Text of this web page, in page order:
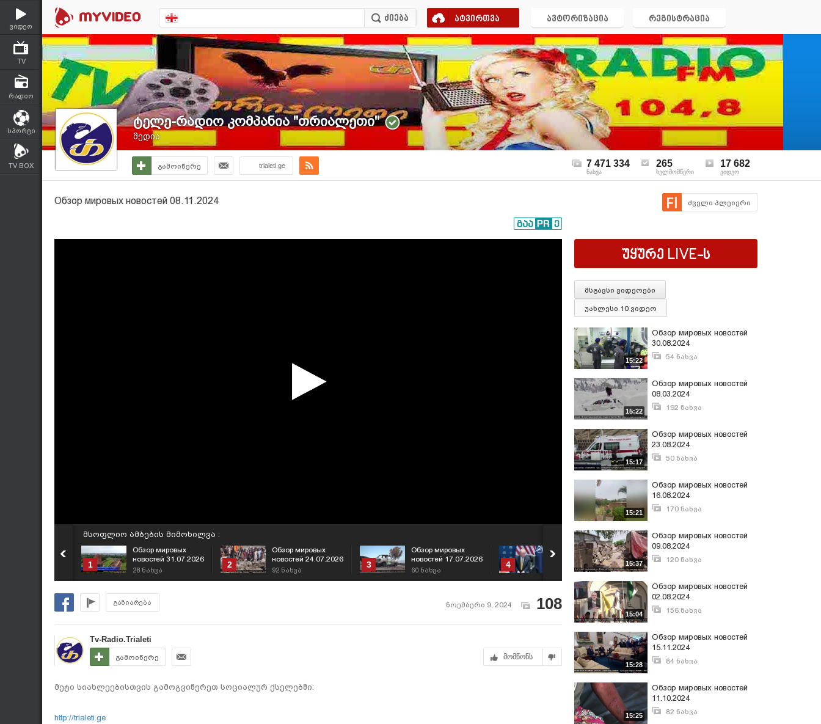
ვიდეო
TV
რადიო
სპორტი
TV BOX
ატვირთვა ავტორიზაცია რეგისტრაცია
ტელე-რადიო კომპანია ''თრიალეთი''
მედია
გამოიწერე trialeti.ge 7 471 334
ნახვა
265
ხელმომწერი
17 682
ვიდეო
Обзор мировых новостей 08.11.2024 ძველი პლეიერი
მსოფლიო ამბების მიმოხილვა :
1
Обзор мировых
новостей 31.07.2026
28 ნახვა
2
Обзор мировых
новостей 24.07.2026
92 ნახვა
3
Обзор мировых
новостей 17.07.2026
60 ნახვა
4
Обзор мировых
новостей 10.07.2026
ნახვა
5
новостей 03.07.2026
გაზიარება ნოემბერი 9, 2024 108
Tv-Radio.Trialeti
გამოიწერე მომწონს
მეტი სიახლეებისთვის გამოგვიწერეთ სოციალურ ქსელებში:
http://trialeti.ge
უყურე LIVE-ს
მსგავსი ვიდეოები
უახლესი 10 ვიდეო
15:22
Обзор мировых новостей
30.08.2024
54 ნახვა
15:22
Обзор мировых новостей
08.03.2024
192 ნახვა
15:17
Обзор мировых новостей
23.08.2024
50 ნახვა
15:21
Обзор мировых новостей
16.08.2024
170 ნახვა
15:37
Обзор мировых новостей
09.08.2024
120 ნახვა
15:04
Обзор мировых новостей
02.08.2024
156 ნახვა
15:28
Обзор мировых новостей
15.11.2024
84 ნახვა
15:25
Обзор мировых новостей
11.10.2024
82 ნახვა